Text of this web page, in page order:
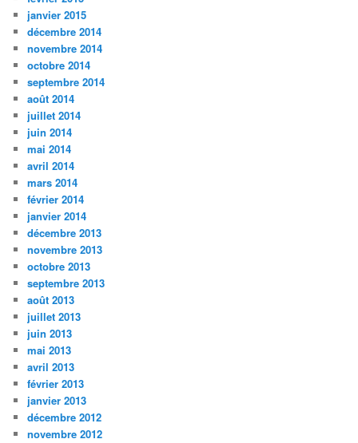
janvier 2015
décembre 2014
novembre 2014
octobre 2014
septembre 2014
août 2014
juillet 2014
juin 2014
mai 2014
avril 2014
mars 2014
février 2014
janvier 2014
décembre 2013
novembre 2013
octobre 2013
septembre 2013
août 2013
juillet 2013
juin 2013
mai 2013
avril 2013
février 2013
janvier 2013
décembre 2012
novembre 2012